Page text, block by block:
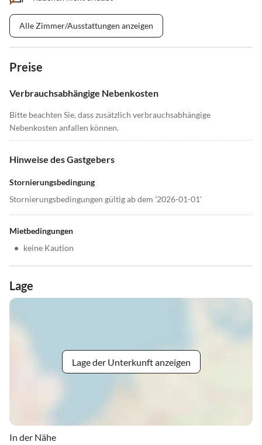
Alle Zimmer/Ausstattungen anzeigen
Preise
Verbrauchsabhängige Nebenkosten
Bitte beachten Sie, dass zusätzlich verbrauchsabhängige
Nebenkosten anfallen können.
Hinweise des Gastgebers
Stornierungsbedingung
Stornierungsbedingungen gültig ab dem '2026-01-01'
Mietbedingungen
• keine Kaution
Lage
Lage der Unterkunft anzeigen
In der Nähe